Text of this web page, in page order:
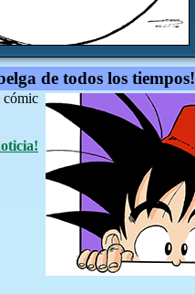
de todos los tiempos!
cómic